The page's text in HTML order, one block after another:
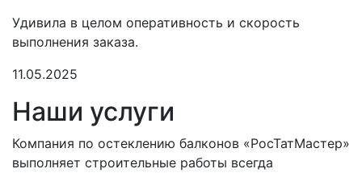
Удивила в целом оперативность и скорость
выполнения заказа.
11.05.2025
Наши услуги
Компания по остеклению балконов «РосТатМастер»
выполняет строительные работы всегда